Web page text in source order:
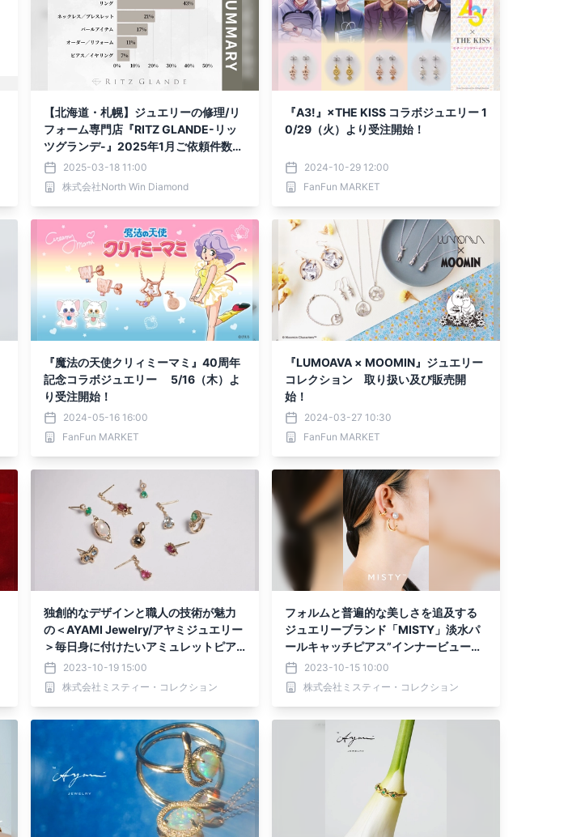
【北海道・札幌】ジュエリーの修理/リ
フォーム専門店『RITZ GLANDE-リッ
ツグランデ-』2025年1月ご依頼件数を
ランキング別に発表｜圧倒的１位であ
ったリング修理の依頼内容もご紹介！
2025-03-18 11:00
株式会社North Win Diamond
『A3!』×THE KISS コラボジュエリー 1
0/29（火）より受注開始！
2024-10-29 12:00
FanFun MARKET
『魔法の天使クリィミーマミ』40周年
記念コラボジュエリー 5/16（木）よ
り受注開始！
2024-05-16 16:00
FanFun MARKET
『LUMOAVA × MOOMIN』ジュエリー
コレクション 取り扱い及び販売開
始！
2024-03-27 10:30
FanFun MARKET
独創的なデザインと職人の技術が魅力
の＜AYAMI Jewelry/アヤミジュエリー
＞毎日身に付けたいアミュレットピア
スが10月19日（木）新登場
2023-10-19 15:00
株式会社ミスティー・コレクション
フォルムと普遍的な美しさを追及する
ジュエリーブランド「MISTY」淡水パ
ールキャッチピアス”インナービューテ
ィー”シリーズが新発売
2023-10-15 10:00
株式会社ミスティー・コレクション